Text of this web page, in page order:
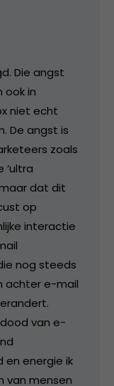
Die angst
ook in
niet echt
De angst is
zoals
‘ultra
dat dit
op
interactie
nog steeds
achter e-mail
van e-
en energie ik
van mensen